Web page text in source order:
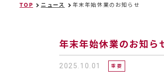
TOP ニュース 年末年始休業のお知らせ
年末年始休業のお知ら
2025.10.01 重要